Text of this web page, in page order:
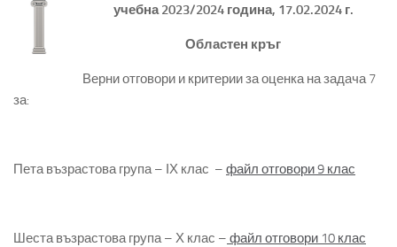
учебна 2023/2024 година, 17.02.2024 г.
Областен кръг
Верни отговори и критерии за оценка на задача 7
за:
Пета възрастова група – ІХ клас – файл отговори 9 клас
Шеста възрастова група – Х клас – файл отговори 10 клас